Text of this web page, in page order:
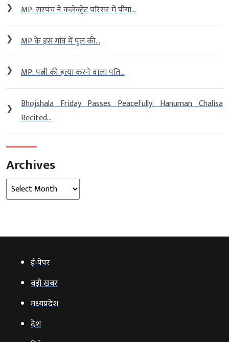
❯ MP: सरपंच ने कलेक्ट्रेट परिसर में पीया...
❯ MP के इस गांव में पुल की...
❯ MP: पत्नी की हत्या करने वाला पति...
❯
Bhojshala Friday Passes Peacefully: Hanuman Chalisa
Recited...
Archives
Archives
ई‑पेपर
बड़ी खबर
मध्‍यप्रदेश
देश